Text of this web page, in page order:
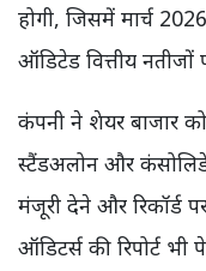
होगी, जिसमें मार्च
ऑडिटेड वित्तीय नतीजों
कंपनी ने शेयर बाजार
स्टैंडअलोन और
मंजूरी देने और रिकॉर्ड
ऑडिटर्स की रिपोर्ट भी